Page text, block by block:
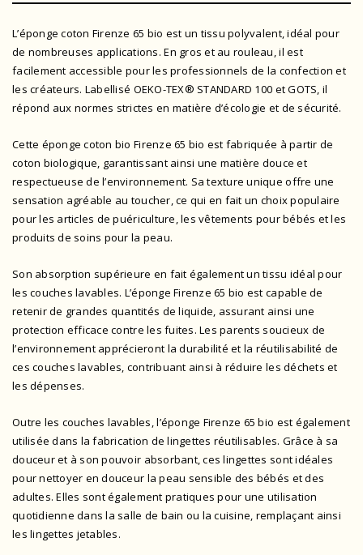
L’éponge coton Firenze 65 bio est un tissu polyvalent, idéal pour
de nombreuses applications. En gros et au rouleau, il est
facilement accessible pour les professionnels de la confection et
les créateurs. Labellisé OEKO-TEX® STANDARD 100 et GOTS, il
répond aux normes strictes en matière d’écologie et de sécurité.
Cette éponge coton bio Firenze 65 bio est fabriquée à partir de
coton biologique, garantissant ainsi une matière douce et
respectueuse de l’environnement. Sa texture unique offre une
sensation agréable au toucher, ce qui en fait un choix populaire
pour les articles de puériculture, les vêtements pour bébés et les
produits de soins pour la peau.
Son absorption supérieure en fait également un tissu idéal pour
les couches lavables. L’éponge Firenze 65 bio est capable de
retenir de grandes quantités de liquide, assurant ainsi une
protection efficace contre les fuites. Les parents soucieux de
l’environnement apprécieront la durabilité et la réutilisabilité de
ces couches lavables, contribuant ainsi à réduire les déchets et
les dépenses.
Outre les couches lavables, l’éponge Firenze 65 bio est également
utilisée dans la fabrication de lingettes réutilisables. Grâce à sa
douceur et à son pouvoir absorbant, ces lingettes sont idéales
pour nettoyer en douceur la peau sensible des bébés et des
adultes. Elles sont également pratiques pour une utilisation
quotidienne dans la salle de bain ou la cuisine, remplaçant ainsi
les lingettes jetables.